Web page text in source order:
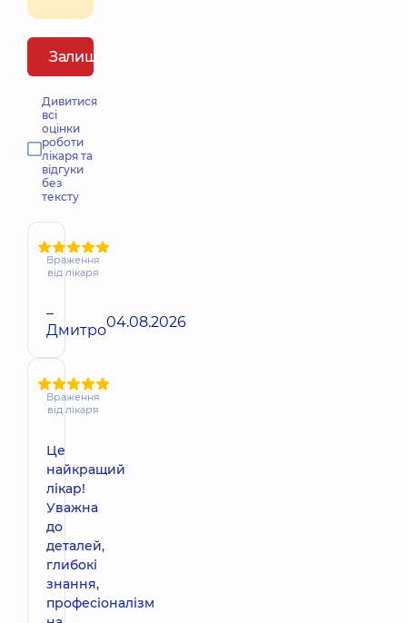
Залишити відгук
Дивитися
всі
оцінки
роботи
лікаря та
відгуки
без
тексту
Враження
від лікаря
–
Дмитро04.08.2026
Враження
від лікаря
Це
найкращий
лікар!
Уважна
до
деталей,
глибокі
знання,
професіоналізм